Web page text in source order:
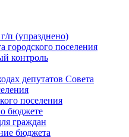
п (упразднено)
городского поселения
контроль
депутатов Совета
поселения
бюджете
граждан
бюджета